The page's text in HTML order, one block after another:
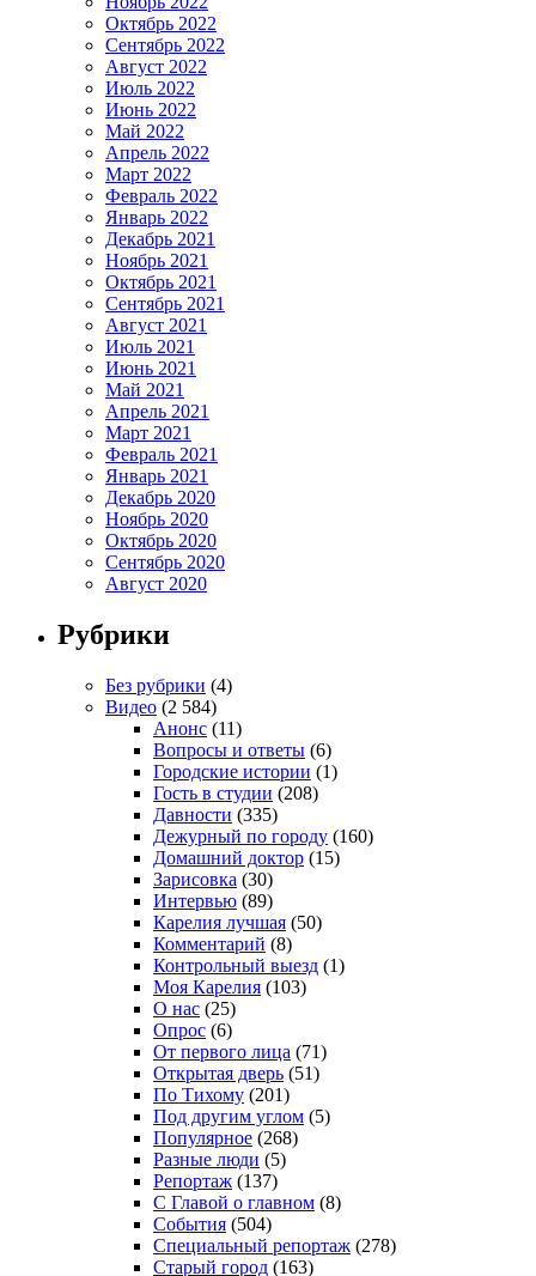
Октябрь 2022
Сентябрь 2022
Август 2022
Июль 2022
Июнь 2022
Май 2022
Апрель 2022
Март 2022
Февраль 2022
Январь 2022
Декабрь 2021
Ноябрь 2021
Октябрь 2021
Сентябрь 2021
Август 2021
Июль 2021
Июнь 2021
Май 2021
Апрель 2021
Март 2021
Февраль 2021
Январь 2021
Декабрь 2020
Ноябрь 2020
Октябрь 2020
Сентябрь 2020
Август 2020
Рубрики
Без рубрики (4)
Видео (2 584)
Анонс (11)
Вопросы и ответы (6)
Городские истории (1)
Гость в студии (208)
Давности (335)
Дежурный по городу (160)
Домашний доктор (15)
Зарисовка (30)
Интервью (89)
Карелия лучшая (50)
Комментарий (8)
Контрольный выезд (1)
Моя Карелия (103)
О нас (25)
Опрос (6)
От первого лица (71)
Открытая дверь (51)
По Тихому (201)
Под другим углом (5)
Популярное (268)
Разные люди (5)
Репортаж (137)
С Главой о главном (8)
События (504)
Специальный репортаж (278)
Старый город (163)